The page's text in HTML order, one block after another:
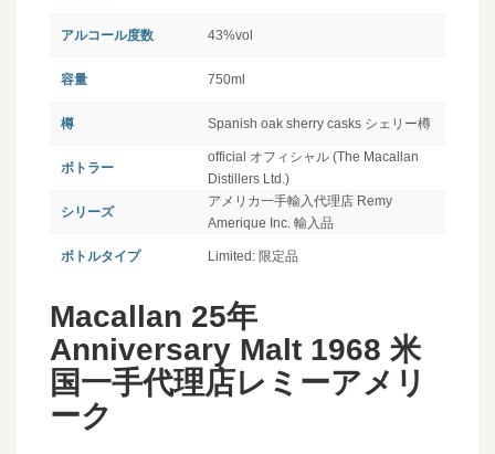
アルコール度数 43%vol
容量 750ml
樽 Spanish oak sherry casks シェリー樽
ボトラー
official オフィシャル (The Macallan
Distillers Ltd.)
シリーズ
アメリカ一手輸入代理店 Remy
Amerique Inc. 輸入品
ボトルタイプ Limited: 限定品
Macallan 25年
Anniversary Malt 1968 米
国一手代理店レミーアメリ
ーク